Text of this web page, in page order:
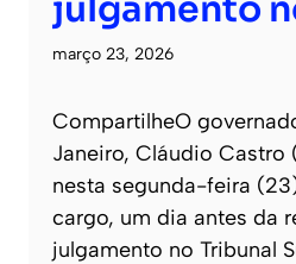
julgamento
março 23, 2026
CompartilheO
Janeiro, Cláudio Castro
nesta segunda-feira
cargo, um dia antes da
julgamento no Tribunal